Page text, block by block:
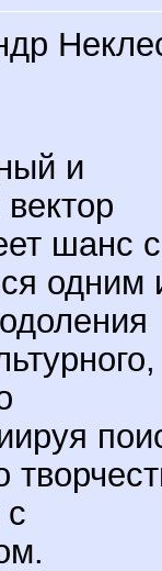
и
шанс
одним
с